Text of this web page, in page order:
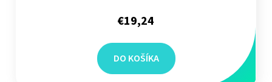
€19,24
DO KOŠÍKA